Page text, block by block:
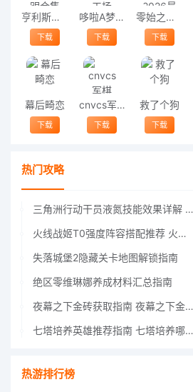
亨利斯蒂克明合集
下载
哆啦A梦修理工场
下载
零始之门2026最新版
下载
幕后畸恋
下载
cnvcs军棋
下载
救了个狗
下载
热门攻略
三角洲行动干员液氮技能效果详解 三角洲行动干员液氮技能介绍
火线战姬T0强度阵容搭配推荐 火线战姬T0强度阵容哪个好
失落城堡2隐藏关卡地图解锁指南
绝区零维琳娜养成材料汇总指南
夜幕之下金砖获取指南 夜幕之下金砖获取方法
七塔培养英雄推荐指南 七塔培养哪个英雄好
热游排行榜